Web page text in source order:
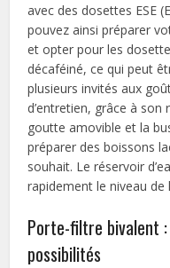
avec des dosettes ESE
pouvez ainsi préparer
et opter pour les
décaféiné, ce qui peut
plusieurs invités aux
d’entretien, grâce à
goutte amovible et la
préparer des boissons
souhait. Le réservoir
rapidement le niveau de
Porte-filtre bivalent
possibilités